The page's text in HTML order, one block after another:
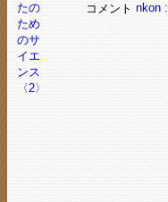
コメント nkon :